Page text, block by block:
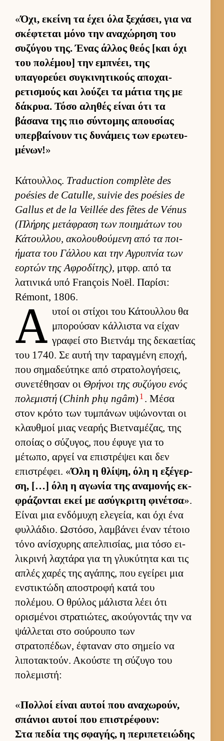
«Όχι, εκείνη τα έχει όλα ξεχάσει, για να
σκέφτεται μόνο την αναχώρηση του
συζύγου της. Ένας άλ­λος θεός [και όχι
του πολέμου] την εμπνέει, της
υπαγορεύει συγκινητικούς αποχαι­
ρετισμούς και λού­ζει τα μάτια της με
δάκρυα. Τόσο αληθές εί­ναι ότι τα
βάσανα της πιο σύντομης απου­σίας
υπερ­βαί­νουν τις δυνάμεις των ερωτευ­
μένων!»
Κάτουλ­λος. Traduction complète des
poésies de Catulle, suivie des poésies de
Gallus et de la Veillée des fêtes de Vénus
(Πλήρης μετάφραση των ποι­ημάτων του
Κάτουλ­λου, ακολου­θού­μενη από τα ποι­
ήματα του Γάλ­λου και την Αγρυπνία των
εορ­τών της Αφροδίτης), μτ­φρ. από τα
λατινικά υπό François Noël. Παρίσι:
Rémont, 1806.
Α υ­τοί οι στίχοι του Κάτουλ­λου θα
μπορού­σαν κάλ­λιστα να εί­χαν
γραφεί στο Βιετ­νάμ της δεκαετίας
του 1740. Σε αυτή την ταραγ­μένη εποχή,
που σημαδεύ­τηκε από στρατολογήσεις,
συνετέθησαν οι Θρήνοι της συζύγου ενός
πολεμιστή (Chinh phụ ngâm) 1 . Μέσα
στον κρότο των τυμπάνων υψώνονται οι
κλαυθ­μοί μιας νεαρής Βιετ­ναμέζας, της
οποίας ο σύζυγος, που έφυγε για το
μέτωπο, αρ­γεί να επιστρέψει και δεν
επιστρέφει. «Όλη η θλίψη, όλη η εξέγερ­
ση, […] όλη η αγωνία της αναμονής εκ­
φράζονται εκεί με ασύγκριτη φινέτσα».
Εί­ναι μια εν­δόμυχη ελεγεία, και όχι ένα
φυλ­λάδιο. Ωστόσο, λαμ­βάνει έναν τέτοιο
τόνο ανίσχυρης απελ­πισίας, μια τόσο ει­
λικρινή λαχτάρα για τη γλυκύτητα και τις
απλές χαρές της αγάπης, που εγεί­ρει μια
εν­στικτώδη αποστροφή κατά του
πολέμου. Ο θρύλος μάλιστα λέει ότι
ορισμένοι στρατιώτες, ακού­γοντάς την να
ψάλ­λεται στο σού­ρουπο των
στρατοπέδων, έφταναν στο σημείο να
λιποτακτούν. Ακού­στε τη σύζυγο του
πολεμιστή:
«Πολ­λοί εί­ναι αυ­τοί που αναχωρούν,
σπάνιοι αυ­τοί που επιστρέφουν:
Στα πεδία της σφαγής, η περιπετειώδης